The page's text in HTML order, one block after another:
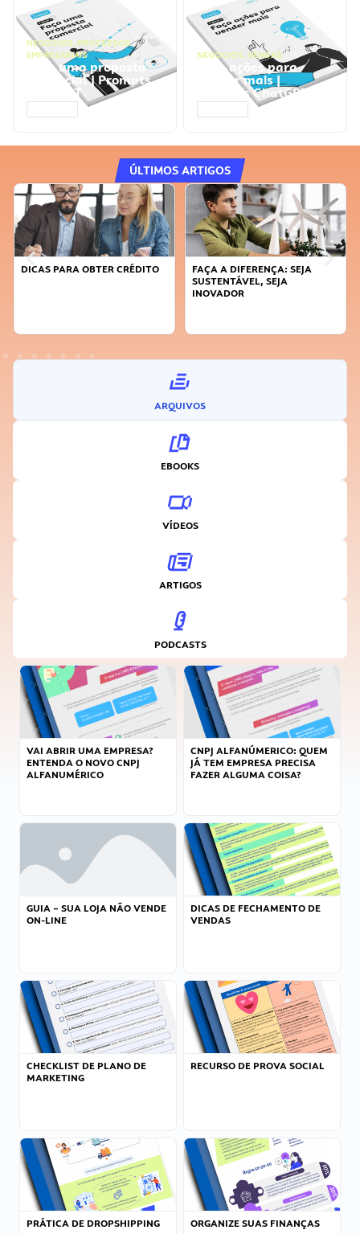
NEGÓCIOS, PROCESSOS
EMPRESARIAIS
Faça uma proposta
comercial | Prompts
ChatGPT
NEGÓCIOS, VENDAS
Faça ações para
vender mais |
Prompts ChatGPT
ÚLTIMOS ARTIGOS
DICAS PARA OBTER CRÉDITO
FAÇA A DIFERENÇA: SEJA
SUSTENTÁVEL, SEJA
INOVADOR
ARQUIVOS
EBOOKS
VÍDEOS
ARTIGOS
PODCASTS
VAI ABRIR UMA EMPRESA?
ENTENDA O NOVO CNPJ
ALFANUMÉRICO
CNPJ ALFANÚMERICO: QUEM
JÁ TEM EMPRESA PRECISA
FAZER ALGUMA COISA?
GUIA – SUA LOJA NÃO VENDE
ON-LINE
DICAS DE FECHAMENTO DE
VENDAS
CHECKLIST DE PLANO DE
MARKETING
RECURSO DE PROVA SOCIAL
PRÁTICA DE DROPSHIPPING ORGANIZE SUAS FINANÇAS